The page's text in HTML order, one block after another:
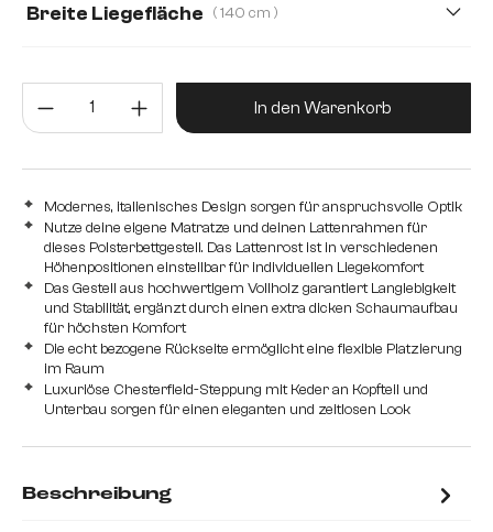
Breite Liegefläche ( 140 cm )
Produkt Anzahl: Gib den
In den Warenkorb
Modernes, italienisches Design sorgen für anspruchsvolle Optik
Nutze deine eigene Matratze und deinen Lattenrahmen für
dieses Polsterbettgestell. Das Lattenrost ist in verschiedenen
Höhenpositionen einstellbar für individuellen Liegekomfort
Das Gestell aus hochwertigem Vollholz garantiert Langlebigkeit
und Stabilität, ergänzt durch einen extra dicken Schaumaufbau
für höchsten Komfort
Die echt bezogene Rückseite ermöglicht eine flexible Platzierung
im Raum
Luxuriöse Chesterfield-Steppung mit Keder an Kopfteil und
Unterbau sorgen für einen eleganten und zeitlosen Look
Beschreibung